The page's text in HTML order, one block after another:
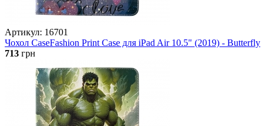
Артикул: 16701
Чохол CaseFashion Print Case для iPad Air 10.5" (2019) - Butterfly
713 грн